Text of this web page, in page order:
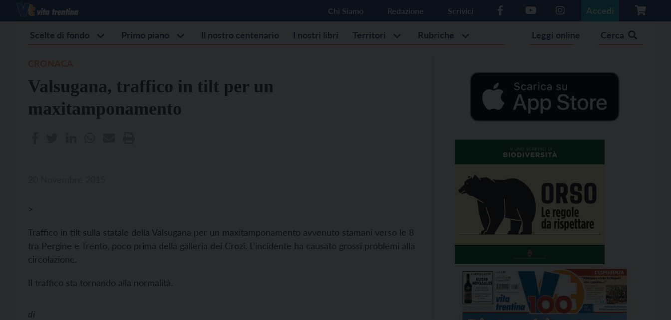
Chi Siamo Redazione Scrivici Accedi
Scelte di fondo Primo piano Il nostro centenario I nostri libri Territori Rubriche Leggi online Cerca
Valsugana, traffico in tilt per un
maxitamponamento
>
Traffico in tilt sulla statale della Valsugana per un maxitamponamento avvenuto stamani verso le 8
tra Pergine e Trento, poco prima della galleria dei Crozi. L’incidente ha causato grossi problemi alla
circolazione.
Il traffico sta tornando alla normalità.
di